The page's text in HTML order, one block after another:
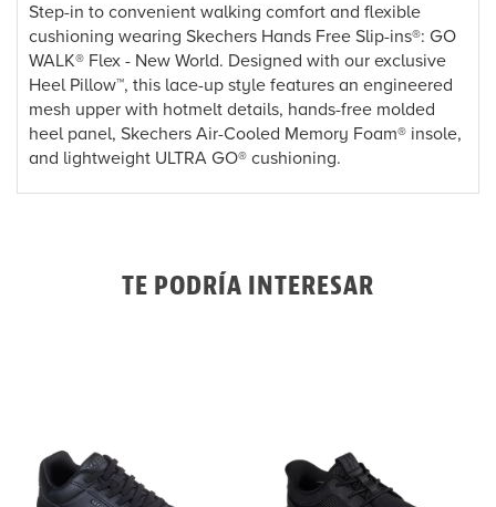
Step-in to convenient walking comfort and flexible
cushioning wearing Skechers Hands Free Slip-ins®: GO
WALK® Flex - New World. Designed with our exclusive
Heel Pillow™, this lace-up style features an engineered
mesh upper with hotmelt details, hands-free molded
heel panel, Skechers Air-Cooled Memory Foam® insole,
and lightweight ULTRA GO® cushioning.
TE PODRÍA INTERESAR